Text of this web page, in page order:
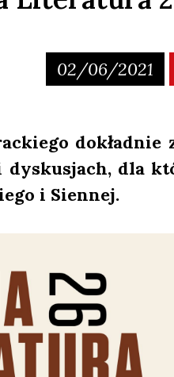
02/06/2021
dys­ku­sjach, dla
i Sien­nej.